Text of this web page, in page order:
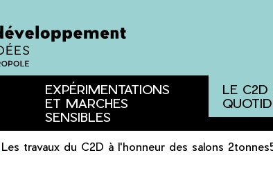
EXPÉRIMENTATIONS
ET MARCHES
SENSIBLES
LE C2D
Les travaux du C2D à l'honneur des salons